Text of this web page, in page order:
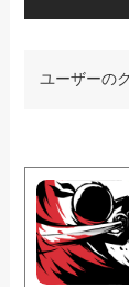
ユーザーの